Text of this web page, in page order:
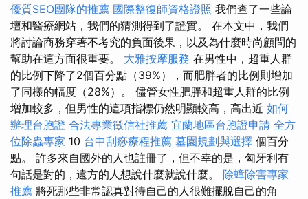
優質SEO團隊的推薦 國際整復師資格證照 我們查了一些論
壇和醫療網站，我們的猜測得到了證實。 在本文中，我們
將討論商務穿著不考究的負面後果，以及為什麼時尚顧問的
幫助在這方面很重要。 大雅按摩服務 在男性中，超重人群
的比例下降了2個百分點（39%），而肥胖者的比例則增加
了同樣的幅度（28%）。 儘管女性肥胖和超重人群的比例
增加較多，但男性的這項指標仍然明顯較高，高出近 如何
辦理台胞證 合法專業徵信社推薦 宜蘭地區台胞證申請 全方
位除蟲專家 10 台中刮痧療程推薦 墓園規劃與選擇 個百分
點。 許多來自國外的人也註冊了，但不幸的是，匈牙利有
句話是對的，遠方的人想說什麼就說什麼。 除蟑除害專家
推薦 將死那些非常認真對待自己的人很難擺脫自己的角